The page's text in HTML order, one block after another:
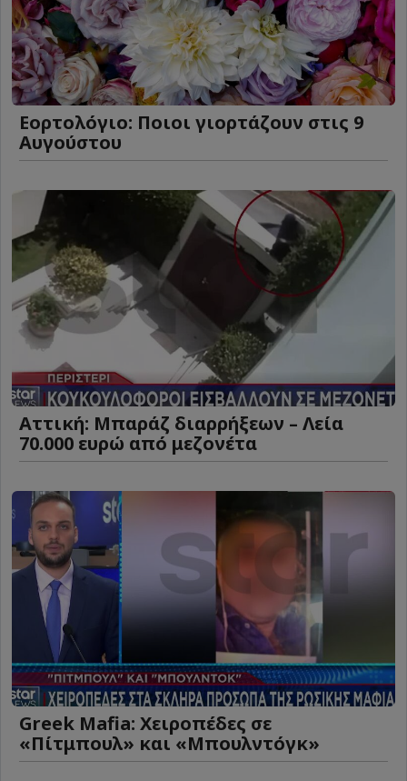
Εορτολόγιο: Ποιοι γιορτάζουν στις 9
Αυγούστου
Αττική: Μπαράζ διαρρήξεων – Λεία
70.000 ευρώ από μεζονέτα
Greek Mafia: Χειροπέδες σε
«Πίτμπουλ» και «Μπουλντόγκ»